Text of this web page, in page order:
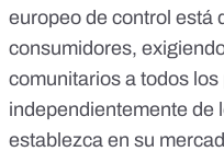
europeo de control está
consumidores,
comunitarios a todos
independientemente de
establezca en su